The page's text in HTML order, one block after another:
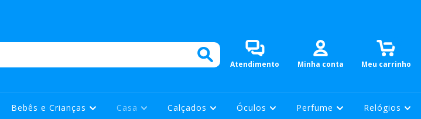
Atendimento Minha conta Meu carrinho
Bebês e Crianças Casa Calçados Óculos Perfume Relógios